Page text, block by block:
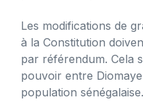
Les modifications de
à la Constitution
par référendum. Cela
pouvoir entre
population sénégalaise.